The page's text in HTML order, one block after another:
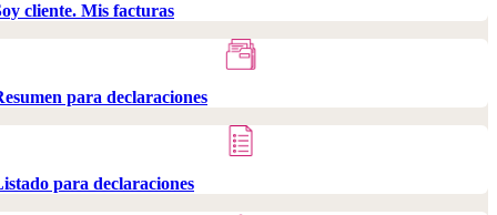
cliente. Mis facturas
para declaraciones
para declaraciones